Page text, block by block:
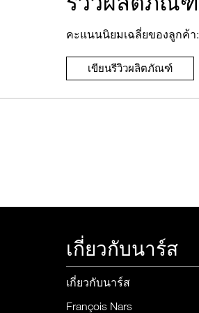
คะแนนนิยมเฉลี่ยของลูกค้า:
เขียนรีวิวผลิตภัณฑ์
เกี่ยวกับนาร์ส
เกี่ยวกับนาร์ส
François Nars